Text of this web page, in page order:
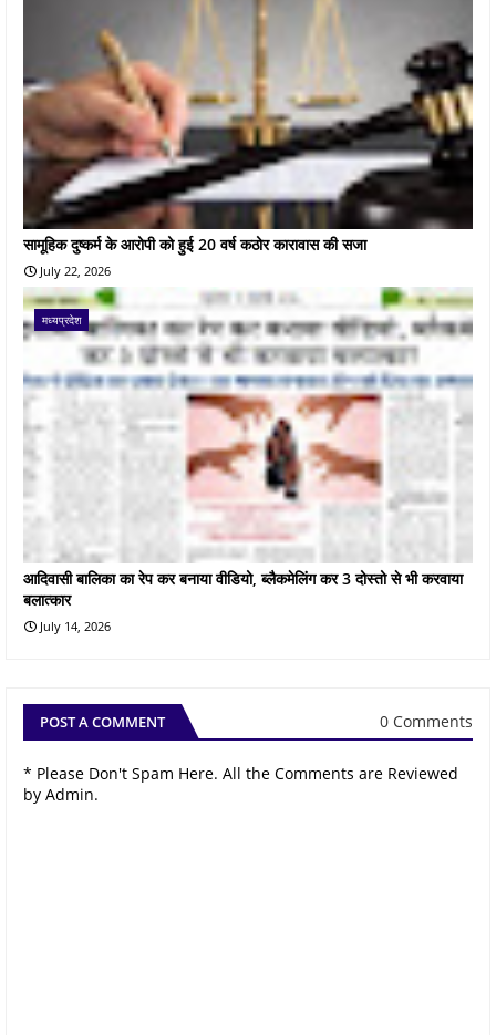
सामूहिक दुष्कर्म के आरोपी को हुई 20 वर्ष कठोर कारावास की सजा
July 22, 2026
मध्यप्रदेश
आदिवासी बालिका का रेप कर बनाया वीडियो, ब्लैकमेलिंग कर 3 दोस्तो से भी करवाया
बलात्कार
July 14, 2026
POST A COMMENT 0 Comments
* Please Don't Spam Here. All the Comments are Reviewed
by Admin.